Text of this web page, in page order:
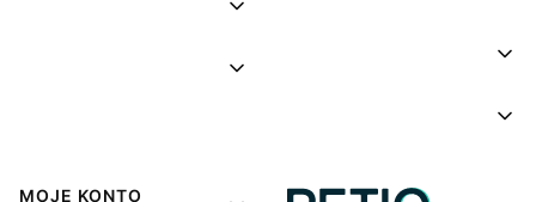
MOJE KONTO